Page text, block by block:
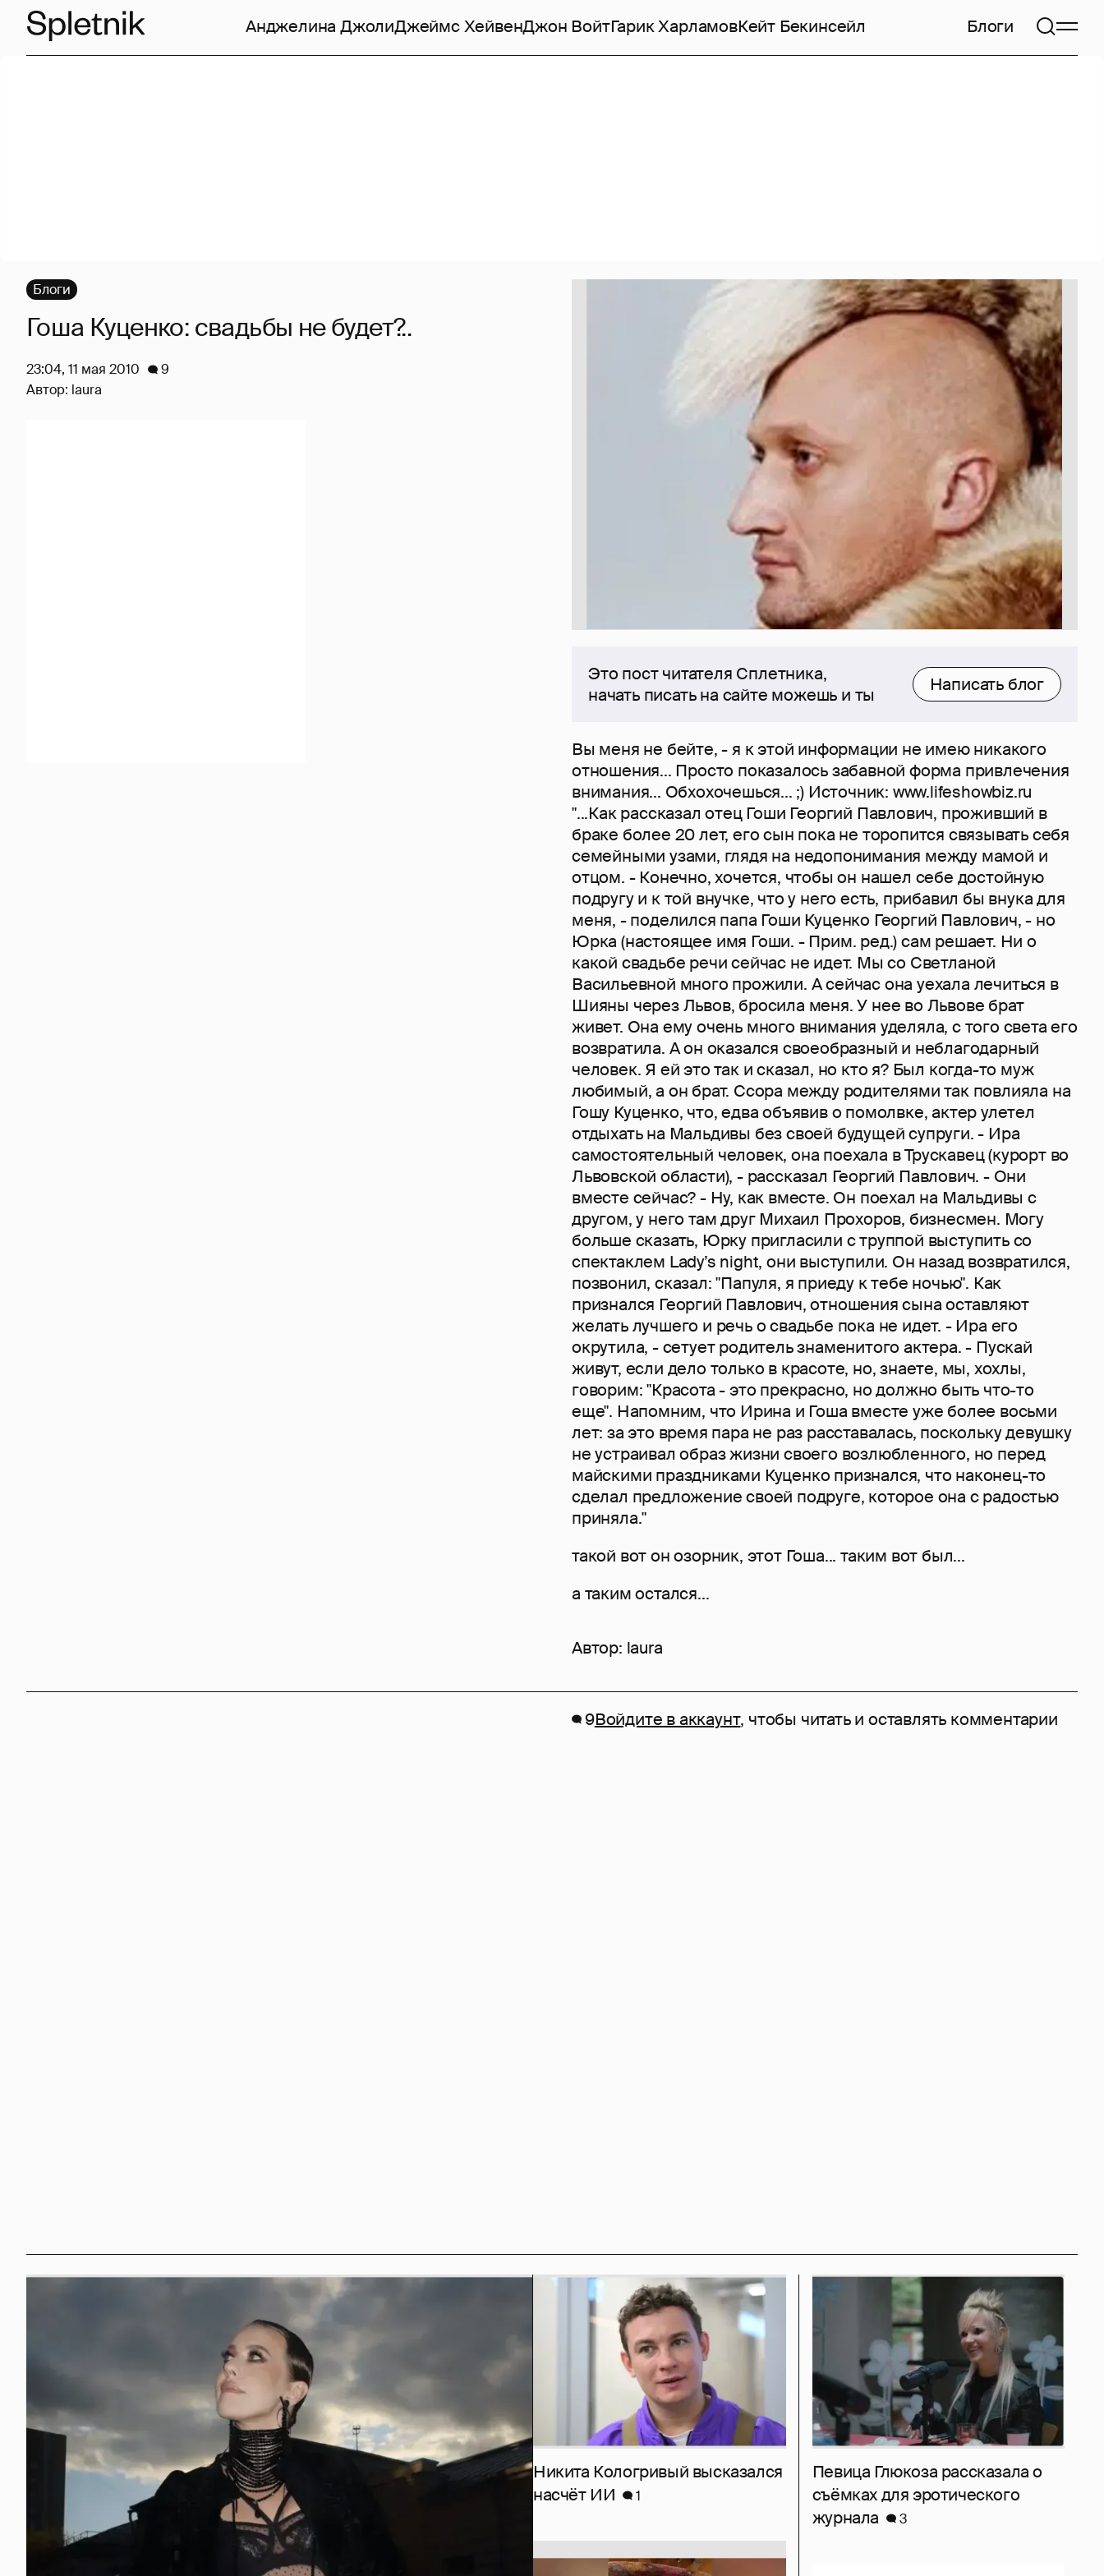
Анджелина ДжолиДжеймс ХейвенДжон ВойтГарик ХарламовКейт Бекинсейл Блоги
Это пост читателя Сплетника,
начать писать на сайте можешь и ты
Написать блог
Вы меня не бейте, - я к этой информации не имею никакого
отношения... Просто показалось забавной форма привлечения
внимания... Обхохочешься... ;) Источник: www.lifeshowbiz.ru
"...Как рассказал отец Гоши Георгий Павлович, проживший в
браке более 20 лет, его сын пока не торопится связывать себя
семейными узами, глядя на недопонимания между мамой и
отцом. - Конечно, хочется, чтобы он нашел себе достойную
подругу и к той внучке, что у него есть, прибавил бы внука для
меня, - поделился папа Гоши Куценко Георгий Павлович, - но
Юрка (настоящее имя Гоши. - Прим. ред.) сам решает. Ни о
какой свадьбе речи сейчас не идет. Мы со Светланой
Васильевной много прожили. А сейчас она уехала лечиться в
Шияны через Львов, бросила меня. У нее во Львове брат
живет. Она ему очень много внимания уделяла, с того света его
возвратила. А он оказался своеобразный и неблагодарный
человек. Я ей это так и сказал, но кто я? Был когда-то муж
любимый, а он брат. Ссора между родителями так повлияла на
Гошу Куценко, что, едва объявив о помолвке, актер улетел
отдыхать на Мальдивы без своей будущей супруги. - Ира
самостоятельный человек, она поехала в Трускавец (курорт во
Львовской области), - рассказал Георгий Павлович. - Они
вместе сейчас? - Ну, как вместе. Он поехал на Мальдивы с
другом, у него там друг Михаил Прохоров, бизнесмен. Могу
больше сказать, Юрку пригласили с труппой выступить со
спектаклем Lady’s night, они выступили. Он назад возвратился,
позвонил, сказал: "Папуля, я приеду к тебе ночью". Как
признался Георгий Павлович, отношения сына оставляют
желать лучшего и речь о свадьбе пока не идет. - Ира его
окрутила, - сетует родитель знаменитого актера. - Пускай
живут, если дело только в красоте, но, знаете, мы, хохлы,
говорим: "Красота - это прекрасно, но должно быть что-то
еще". Напомним, что Ирина и Гоша вместе уже более восьми
лет: за это время пара не раз расставалась, поскольку девушку
не устраивал образ жизни своего возлюбленного, но перед
майскими праздниками Куценко признался, что наконец-то
сделал предложение своей подруге, которое она с радостью
приняла."
такой вот он озорник, этот Гоша... таким вот был...
а таким остался...
Автор: laura
Блоги
Гоша Куценко: свадьбы не будет?..
23:04, 11 мая 2010
9
Автор: laura
9Войдите в аккаунт, чтобы читать и оставлять комментарии
Никита Кологривый высказался
насчёт ИИ
1
Певица Глюкоза рассказала о
съёмках для эротического
журнала
3